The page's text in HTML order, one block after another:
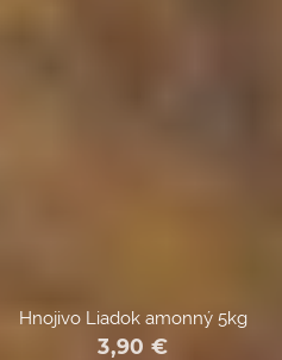
Hnojivo Liadok amonný 5kg
3,90 €